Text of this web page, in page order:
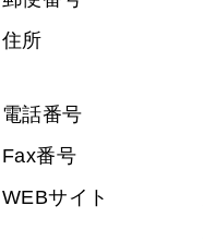
住所
電話番号
Fax番号
WEBサイト